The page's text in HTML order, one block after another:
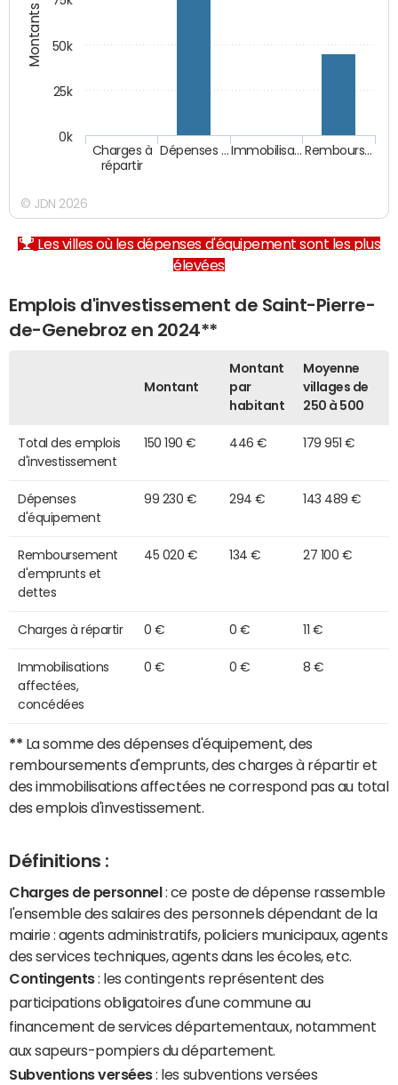
Montants (€)
Charges à
répartir
Dépenses … Immobilisa… Rembours…
0k
25k
50k
© JDN 2026
Les villes où les dépenses d'équipement sont les plus
élevées
Emplois d'investissement de Saint-Pierre-
de-Genebroz en 2024**
Montant
Montant
par
habitant
Moyenne
villages de
250 à 500
Total des emplois
d'investissement
150 190 € 446 € 179 951 €
Dépenses
d'équipement
99 230 € 294 € 143 489 €
Remboursement
d'emprunts et
dettes
45 020 € 134 € 27 100 €
Charges à répartir 0 € 0 € 11 €
Immobilisations
affectées,
concédées
0 € 0 € 8 €
** La somme des dépenses d'équipement, des
remboursements d'emprunts, des charges à répartir et
des immobilisations affectées ne correspond pas au total
des emplois d'investissement.
Définitions :
Charges de personnel : ce poste de dépense rassemble
l'ensemble des salaires des personnels dépendant de la
mairie : agents administratifs, policiers municipaux, agents
des services techniques, agents dans les écoles, etc.
Contingents: les contingents représentent des
participations obligatoires d'une commune au
financement de services départementaux, notamment
aux sapeurs-pompiers du département.
Subventions versées: les subventions versées